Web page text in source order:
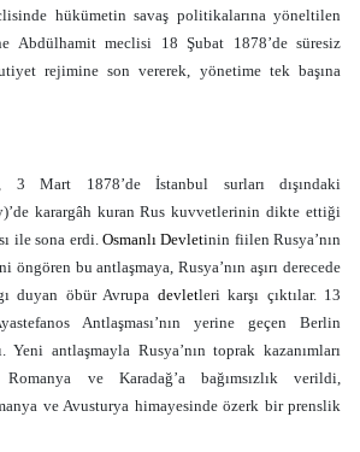
hükümetin savaş politikalarına yöneltilen
Abdülhamit meclisi 18 Şubat 1878’de süresiz
rejimine son vererek, yönetime tek başına
3 Mart 1878’de İstanbul surları dışındaki
karargâh kuran Rus kuvvetlerinin dikte ettiği
ile sona erdi. Osmanlı Devletinin fiilen Rusya’nın
öngören bu antlaşmaya, Rusya’nın aşırı derecede
duyan öbür Avrupa devletleri karşı çıktılar. 13
Antlaşması’nın yerine geçen Berlin
Yeni antlaşmayla Rusya’nın toprak kazanımları
ve Karadağ’a bağımsızlık verildi,
ve Avusturya himayesinde özerk bir prenslik